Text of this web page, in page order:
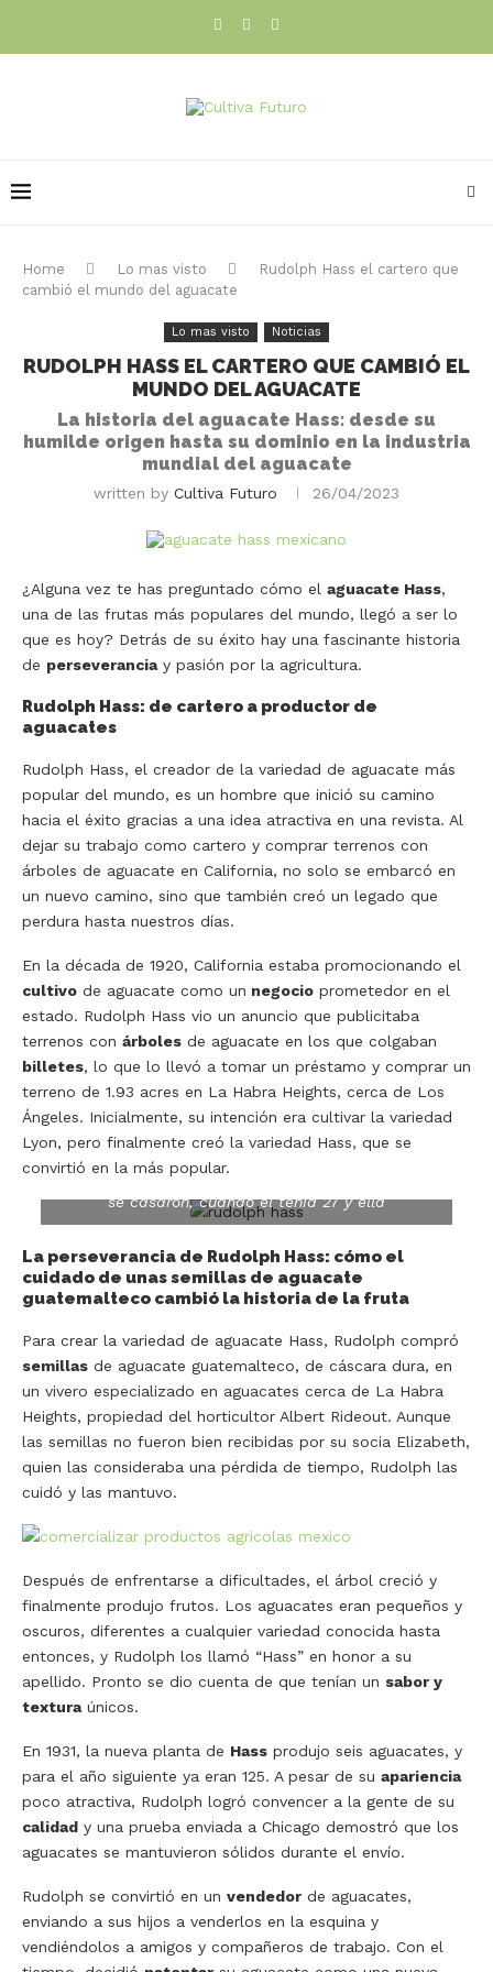
Home Lo mas visto
Rudolph Hass el cartero que
cambió el mundo del aguacate
Lo mas visto Noticias
RUDOLPH HASS EL CARTERO QUE CAMBIÓ EL
MUNDO DEL AGUACATE
La historia del aguacate Hass: desde su
humilde origen hasta su dominio en la industria
mundial del aguacate
written by Cultiva Futuro 26/04/2023
¿Alguna vez te has preguntado cómo el aguacate Hass,
una de las frutas más populares del mundo, llegó a ser lo
que es hoy? Detrás de su éxito hay una fascinante historia
de perseveranciay pasión por la agricultura.
Rudolph Hass: de cartero a productor de
aguacates
Rudolph Hass, el creador de la variedad de aguacate más
popular del mundo, es un hombre que inició su camino
hacia el éxito gracias a una idea atractiva en una revista. Al
dejar su trabajo como cartero y comprar terrenos con
árboles de aguacate en California, no solo se embarcó en
un nuevo camino, sino que también creó un legado que
perdura hasta nuestros días.
En la década de 1920, California estaba promocionando el
cultivo de aguacate como un negocio prometedor en el
estado. Rudolph Hass vio un anuncio que publicitaba
terrenos con árboles de aguacate en los que colgaban
billetes, lo que lo llevó a tomar un préstamo y comprar un
terreno de 1.93 acres en La Habra Heights, cerca de Los
Ángeles. Inicialmente, su intención era cultivar la variedad
Lyon, pero finalmente creó la variedad Hass, que se
convirtió en la más popular.
Fuente: BBC. Rudolph Hass y su esposa Elizabeth
frente al árbol madre de aguacates Hass. Se
conocieron en 1918 en una iglesia y al año siguiente
se casaron, cuando él tenía 27 y ella
La perseverancia de Rudolph Hass: cómo el
cuidado de unas semillas de aguacate
guatemalteco cambió la historia de la fruta
Para crear la variedad de aguacate Hass, Rudolph compró
semillas de aguacate guatemalteco, de cáscara dura, en
un vivero especializado en aguacates cerca de La Habra
Heights, propiedad del horticultor Albert Rideout. Aunque
las semillas no fueron bien recibidas por su socia Elizabeth,
quien las consideraba una pérdida de tiempo, Rudolph las
cuidó y las mantuvo.
Después de enfrentarse a dificultades, el árbol creció y
finalmente produjo frutos. Los aguacates eran pequeños y
oscuros, diferentes a cualquier variedad conocida hasta
entonces, y Rudolph los llamó “Hass” en honor a su
apellido. Pronto se dio cuenta de que tenían un sabor y
texturaúnicos.
En 1931, la nueva planta de Hass produjo seis aguacates, y
para el año siguiente ya eran 125. A pesar de su apariencia
poco atractiva, Rudolph logró convencer a la gente de su
calidad y una prueba enviada a Chicago demostró que los
aguacates se mantuvieron sólidos durante el envío.
Rudolph se convirtió en un vendedor de aguacates,
enviando a sus hijos a venderlos en la esquina y
vendiéndolos a amigos y compañeros de trabajo. Con el